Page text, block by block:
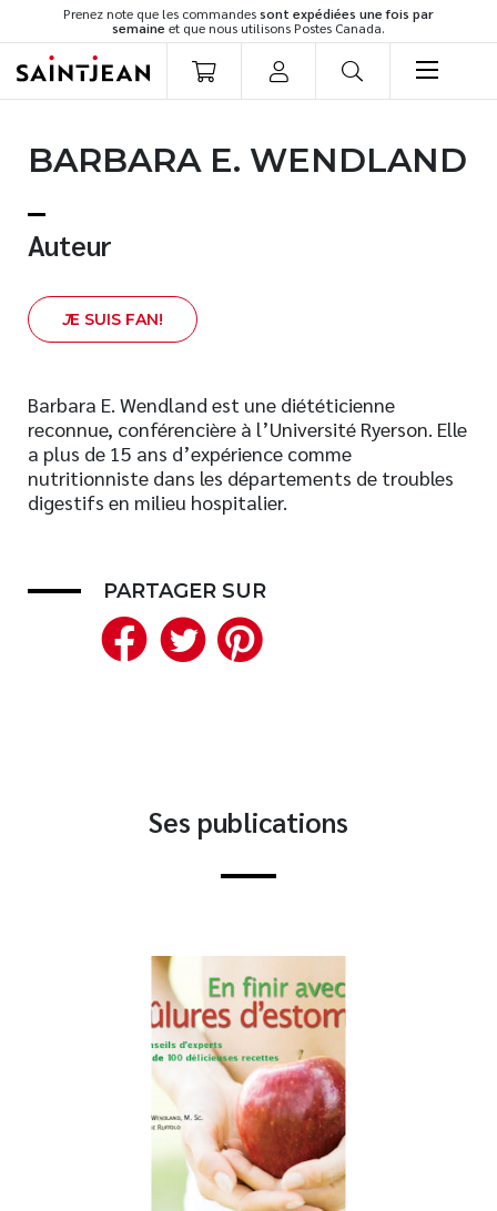
Prenez note que les commandessont expédiées une fois par
semaine et que nous utilisons Postes Canada.
Romans
Développement personnel
Spiritualité
Famille
Témoignages
Vie pratique
Finances
Livres audio
Meilleurs vendeurs
Page vedette
BARBARA E. WENDLAND
Auteur
JE SUIS FAN!
Barbara E. Wendland est une diététicienne
reconnue, conférencière à l’Université Ryerson. Elle
a plus de 15 ans d’expérience comme
nutritionniste dans les départements de troubles
digestifs en milieu hospitalier.
PARTAGER SUR
Facebook
Twitter
Ses publications